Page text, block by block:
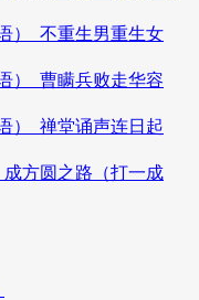
）_不重生男重生女
）_曹瞒兵败走华容
）_禅堂诵声连日起
方圆之路（打一成